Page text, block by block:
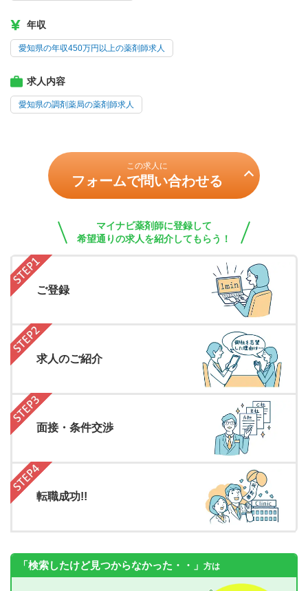
年収
愛知県の年収450万円以上の薬剤師求人
求人内容
愛知県の調剤薬局の薬剤師求人
この求人に
フォームで問い合わせる
マイナビ薬剤師に登録して
希望通りの求人を紹介してもらう！
ご登録
求人のご紹介
面接・条件交渉
転職成功!!
「検索したけど見つからなかった・・」 方は